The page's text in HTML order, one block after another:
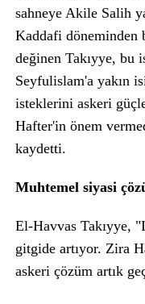
sahneye Akile Salih
Kaddafi döneminden
değinen Takıyye,
Seyfulislam'a yakın
isteklerini askeri
Hafter'in önem
kaydetti.
Muhtemel siyasi
El-Havvas Takıyye,
gitgide artıyor. Zira
askeri çözüm artık